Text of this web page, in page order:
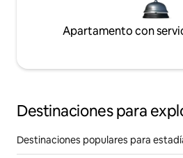
Apartamento con
Destinaciones para
Destinaciones populares para